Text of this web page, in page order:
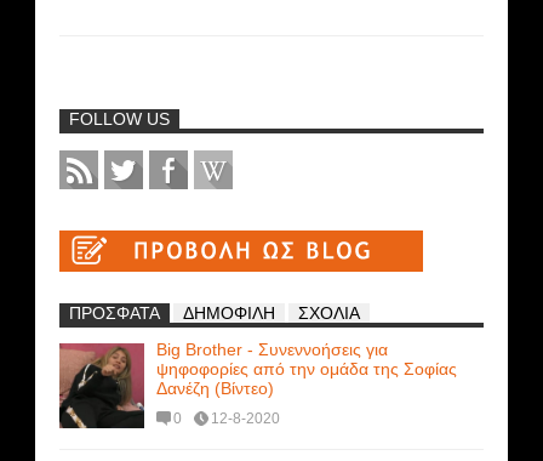
FOLLOW US
ΠΡΟΣΦΑΤΑ ΔΗΜΟΦΙΛΗ
ΣΧΟΛΙΑ
Big Brother - Συνεννοήσεις για
ψηφοφορίες από την ομάδα της Σοφίας
Δανέζη (Βίντεο)
0 12-8-2020